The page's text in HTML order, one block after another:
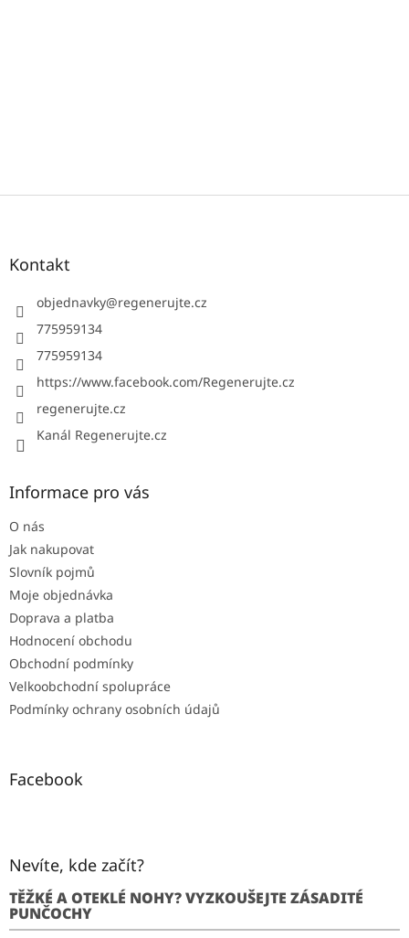
Z
Kontakt
objednavky@regenerujte.cz
775959134
775959134
https://www.facebook.com/Regenerujte.cz
regenerujte.cz
Kanál Regenerujte.cz
Informace pro vás
O nás
Jak nakupovat
Slovník pojmů
Moje objednávka
Doprava a platba
Hodnocení obchodu
Obchodní podmínky
Velkoobchodní spolupráce
Podmínky ochrany osobních údajů
Facebook
Nevíte, kde začít?
TĚŽKÉ A OTEKLÉ NOHY? VYZKOUŠEJTE ZÁSADITÉ
PUNČOCHY